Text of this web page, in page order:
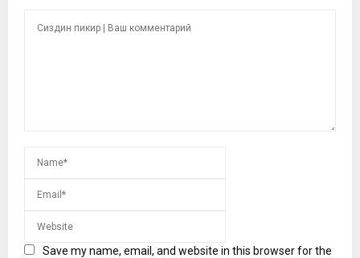
Save my name, email, and website in this browser for the